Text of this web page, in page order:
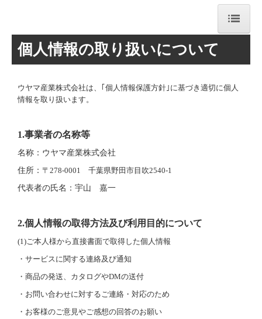
TOP
業務内容
採用情報
お問合せフォーム
経営理念・統合方針
事業所紹介
輸配送
個人情報の取り扱いについて
ウヤマ産業株式会社は、｢個人情報保護方針｣に基づき適切に個人
情報を取り扱います。
1.事業者の名称等
名称：ウヤマ産業株式会社
住所： 〒 278-0001 千葉県野田市目吹2540-1
代表者の氏名：宇山 嘉一
2.個人情報の取得方法及び利用目的について
(1)ご本人様から直接書面で取得した個人情報
・サービスに関する連絡及び通知
・商品の発送、カタログやDMの送付
・お問い合わせに対するご連絡・対応のため
・お客様のご意見やご感想の回答のお願い